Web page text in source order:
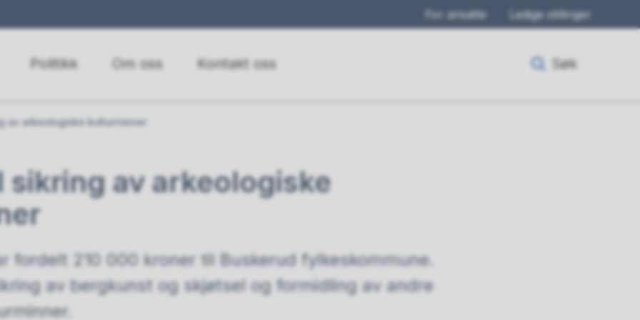
For ansatte Ledige stillinger
Politikk Om oss Kontakt oss Søk
av arkeologiske kulturminner
sikring av arkeologiske
fordelt 210 000 kroner til Buskerud fylkeskommune.
av bergkunst og skjøtsel og formidling av andre